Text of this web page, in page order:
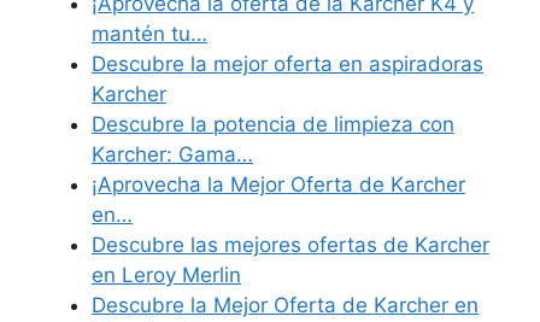
mantén tu…
Descubre la mejor oferta en aspiradoras
Karcher
Descubre la potencia de limpieza con
Karcher: Gama…
¡Aprovecha la Mejor Oferta de Karcher
en…
Descubre las mejores ofertas de Karcher
en Leroy Merlin
Descubre la Mejor Oferta de Karcher en